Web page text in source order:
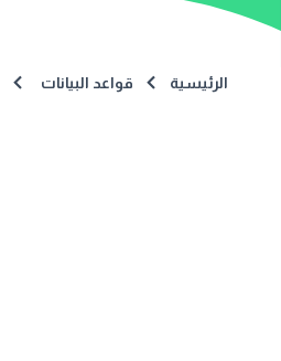
الرئيسية قواعد البيانات